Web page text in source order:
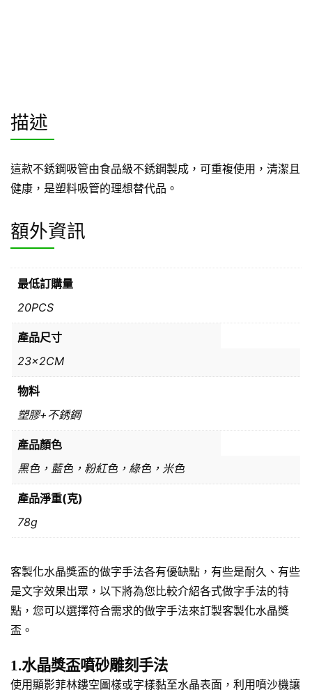
描述
這款不銹鋼吸管由食品級不銹鋼製成，可重複使用，清潔且
健康，是塑料吸管的理想替代品。
額外資訊
最低訂購量
20PCS
產品尺寸
23x2CM
物料
塑膠+不銹鋼
產品顏色
黑色，藍色，粉紅色，綠色，米色
產品淨重(克)
78g
客製化水晶獎盃的做字手法各有優缺點，有些是耐久、有些
是文字效果出眾，以下將為您比較介紹各式做字手法的特
點，您可以選擇符合需求的做字手法來訂製客製化水晶獎
盃。
1.水晶獎盃噴砂雕刻手法
使用顯影菲林鏤空圖樣或字樣黏至水晶表面，利用噴沙機讓